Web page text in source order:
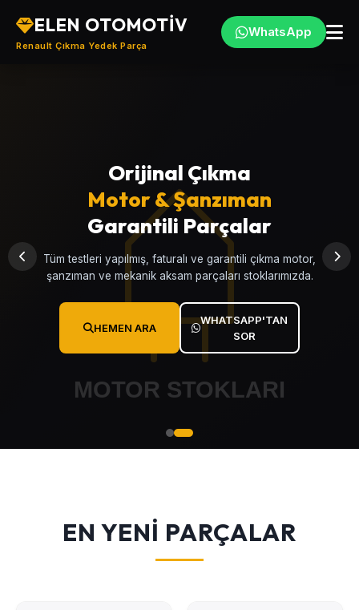
ELEN OTOMOTİV
Renault Çıkma Yedek Parça
WhatsApp
Türkiye'nin
Renault, Çıkma
Yedek Parça Merkezi
Clio, Megane, Fluence, Symbol, Kangoo, Talisman ve
tüm Renault modellerine ait garantili çıkma yedek parçalar.
HEMEN ARA
WHATSAPP'TAN
SOR
Orijinal Çıkma
Motor & Şanzıman
Garantili Parçalar
Tüm testleri yapılmış, faturalı ve garantili çıkma motor,
şanzıman ve mekanik aksam parçaları stoklarımızda.
HEMEN ARA
WHATSAPP'TAN
SOR
EN YENİ PARÇALAR